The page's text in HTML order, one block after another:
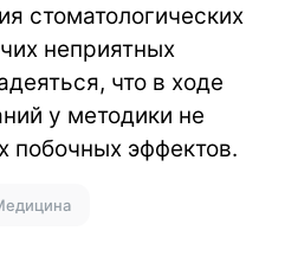
стоматологических
неприятных
что в ходе
у методики не
побочных эффектов.